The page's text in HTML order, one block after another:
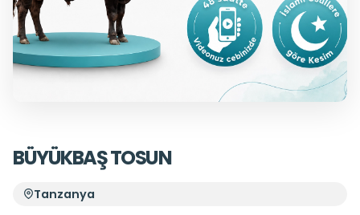
BÜYÜKBAŞ TOSUN
Tanzanya